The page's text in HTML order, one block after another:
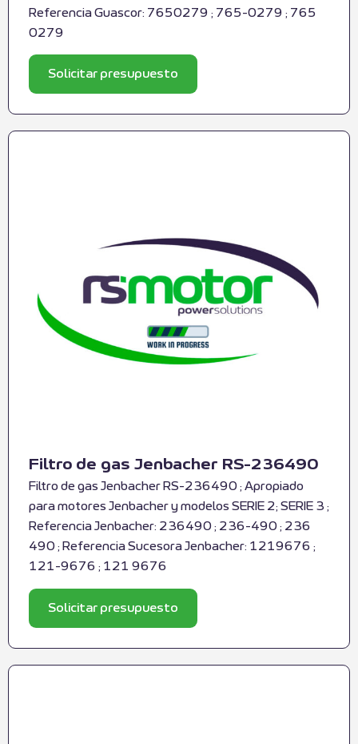
Referencia Guascor: 7650279 ; 765-0279 ; 765
0279
Solicitar presupuesto
Filtro de gas Jenbacher RS-236490
Filtro de gas Jenbacher RS-236490 ; Apropiado
para motores Jenbacher y modelos SERIE 2; SERIE 3 ;
Referencia Jenbacher: 236490 ; 236-490 ; 236
490 ; Referencia Sucesora Jenbacher: 1219676 ;
121-9676 ; 121 9676
Solicitar presupuesto